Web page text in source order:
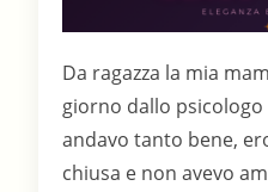
Da ragazza la mia
giorno dallo
andavo tanto bene,
chiusa e non avevo